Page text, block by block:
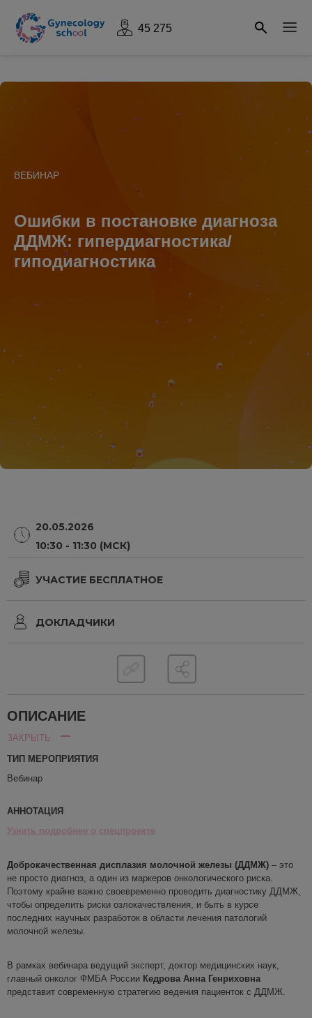
45 275
ВЕБИНАР
Ошибки в постановке диагноза
ДДМЖ: гипердиагностика/
гиподиагностика
20.05.2026
10:30 - 11:30 (МСК)
УЧАСТИЕ БЕСПЛАТНОЕ
ДОКЛАДЧИКИ
ОПИСАНИЕ
ЗАКРЫТЬ
ТИП МЕРОПРИЯТИЯ
Вебинар
АННОТАЦИЯ
Узнать подробнее о спецпроекте
Доброкачественная дисплазия молочной железы (ДДМЖ) – это
не просто диагноз, а один из маркеров онкологического риска.
Поэтому крайне важно своевременно проводить диагностику ДДМЖ,
чтобы определить риски озлокачествления, и быть в курсе
последних научных разработок в области лечения патологий
молочной железы.
В рамках вебинара ведущий эксперт, доктор медицинских наук,
главный онколог ФМБА России Кедрова Анна Генриховна
представит современную стратегию ведения пациенток с ДДМЖ.